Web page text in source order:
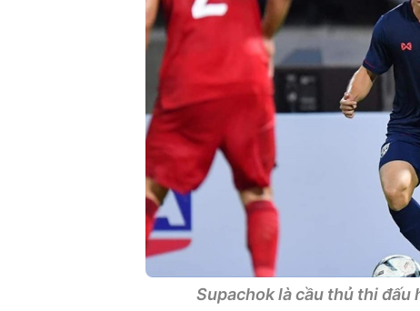
Supachok là cầu thủ thi đấu